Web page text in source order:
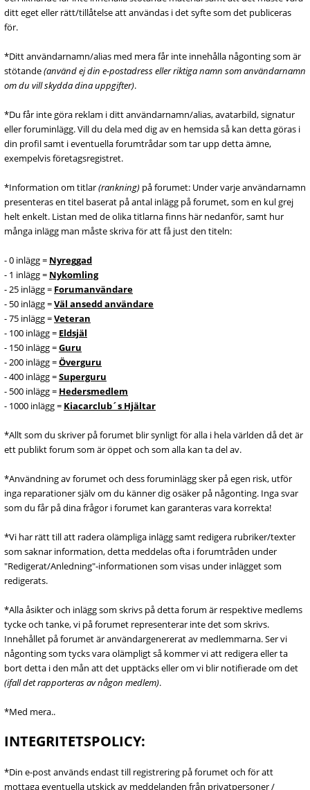
ditt eget eller rätt/tillåtelse att användas i det syfte som det publiceras
för.
*Ditt användarnamn/alias med mera får inte innehålla någonting som är
stötande(använd ej din e-postadress eller riktiga namn som användarnamn
om du vill skydda dina uppgifter).
*Du får inte göra reklam i ditt användarnamn/alias, avatarbild, signatur
eller foruminlägg. Vill du dela med dig av en hemsida så kan detta göras i
din profil samt i eventuella forumtrådar som tar upp detta ämne,
exempelvis företagsregistret.
*Information om titlar(rankning) på forumet: Under varje användarnamn
presenteras en titel baserat på antal inlägg på forumet, som en kul grej
helt enkelt. Listan med de olika titlarna finns här nedanför, samt hur
många inlägg man måste skriva för att få just den titeln:
- 0 inlägg = Nyreggad
- 1 inlägg = Nykomling
- 25 inlägg = Forumanvändare
- 50 inlägg =Väl ansedd användare
- 75 inlägg =Veteran
- 100 inlägg = Eldsjäl
- 150 inlägg =Guru
- 200 inlägg =Överguru
- 400 inlägg =Superguru
- 500 inlägg = Hedersmedlem
- 1000 inlägg = Kiacarclub´s Hjältar
*Allt som du skriver på forumet blir synligt för alla i hela världen då det är
ett publikt forum som är öppet och som alla kan ta del av.
*Användning av forumet och dess foruminlägg sker på egen risk, utför
inga reparationer själv om du känner dig osäker på någonting. Inga svar
som du får på dina frågor i forumet kan garanteras vara korrekta!
*Vi har rätt till att radera olämpliga inlägg samt redigera rubriker/texter
som saknar information, detta meddelas ofta i forumtråden under
"Redigerat/Anledning"-informationen som visas under inlägget som
redigerats.
*Alla åsikter och inlägg som skrivs på detta forum är respektive medlems
tycke och tanke, vi på forumet representerar inte det som skrivs.
Innehållet på forumet är användargenererat av medlemmarna. Ser vi
någonting som tycks vara olämpligt så kommer vi att redigera eller ta
bort detta i den mån att det upptäcks eller om vi blir notifierade om det
(ifall det rapporteras av någon medlem).
*Med mera..
INTEGRITETSPOLICY:
*Din e-post används endast till registrering på forumet och för att
mottaga eventuella utskick av meddelanden från privatpersoner /